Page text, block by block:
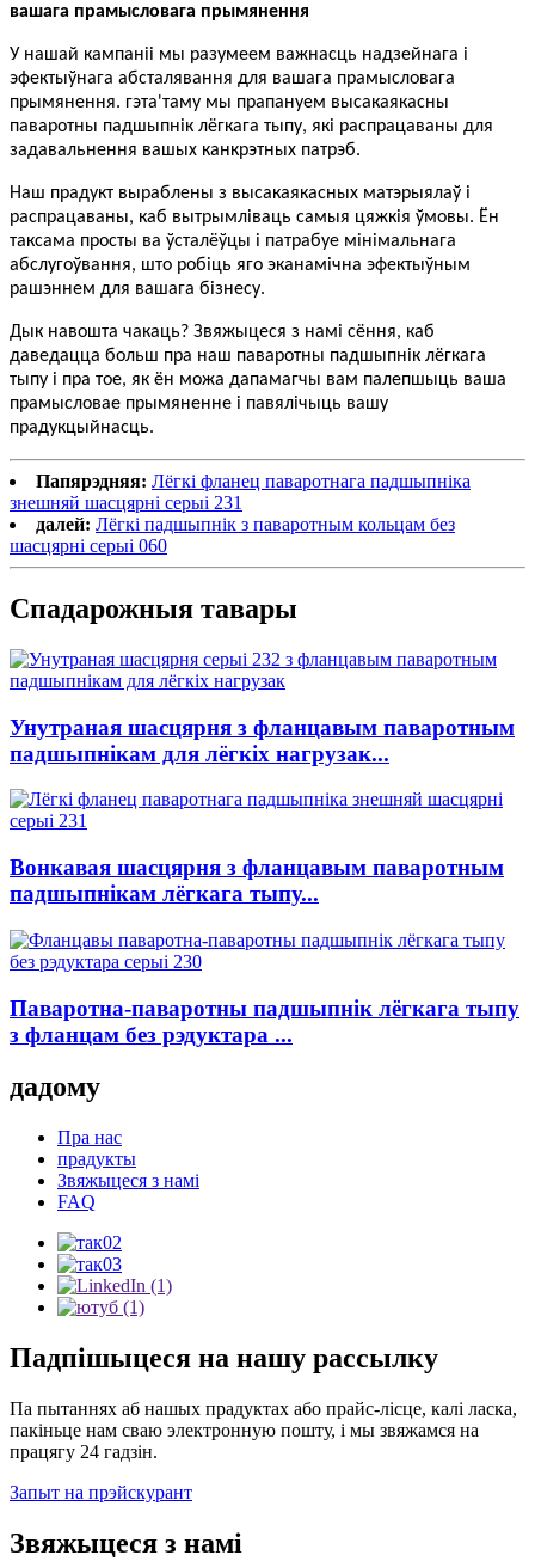
вашага прамысловага прымянення
У нашай кампаніі мы разумеем важнасць надзейнага і
эфектыўнага абсталявання для вашага прамысловага
прымянення. гэта'таму мы прапануем высакаякасны
паваротны падшыпнік лёгкага тыпу, які распрацаваны для
задавальнення вашых канкрэтных патрэб.
Наш прадукт выраблены з высакаякасных матэрыялаў і
распрацаваны, каб вытрымліваць самыя цяжкія ўмовы. Ён
таксама просты ва ўсталёўцы і патрабуе мінімальнага
абслугоўвання, што робіць яго эканамічна эфектыўным
рашэннем для вашага бізнесу.
Дык навошта чакаць? Звяжыцеся з намі сёння, каб
даведацца больш пра наш паваротны падшыпнік лёгкага
тыпу і пра тое, як ён можа дапамагчы вам палепшыць ваша
прамысловае прымяненне і павялічыць вашу
прадукцыйнасць.
Папярэдняя: Лёгкі фланец паваротнага падшыпніка
знешняй шасцярні серыі 231
далей: Лёгкі падшыпнік з паваротным кольцам без
шасцярні серыі 060
Спадарожныя тавары
Унутраная шасцярня з фланцавым паваротным
падшыпнікам для лёгкіх нагрузак...
Вонкавая шасцярня з фланцавым паваротным
падшыпнікам лёгкага тыпу...
Паваротна-паваротны падшыпнік лёгкага тыпу
з фланцам без рэдуктара ...
дадому
Пра нас
прадукты
Звяжыцеся з намі
FAQ
Падпішыцеся на нашу рассылку
Па пытаннях аб нашых прадуктах або прайс-лісце, калі ласка,
пакіньце нам сваю электронную пошту, і мы звяжамся на
працягу 24 гадзін.
Запыт на прэйскурант
Звяжыцеся з намі